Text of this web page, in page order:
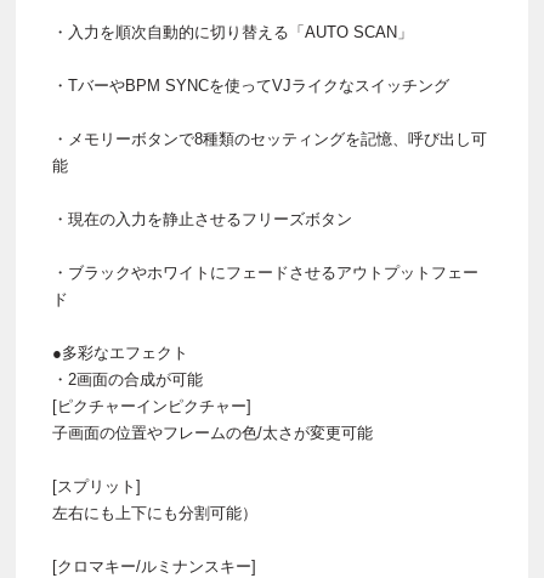
・入力を順次自動的に切り替える「AUTO SCAN」
・TバーやBPM SYNCを使ってVJライクなスイッチング
・メモリーボタンで8種類のセッティングを記憶、呼び出し可
能
・現在の入力を静止させるフリーズボタン
・ブラックやホワイトにフェードさせるアウトプットフェー
ド
●多彩なエフェクト
・2画面の合成が可能
[ピクチャーインピクチャー]
子画面の位置やフレームの色/太さが変更可能
[スプリット]
左右にも上下にも分割可能）
[クロマキー/ルミナンスキー]